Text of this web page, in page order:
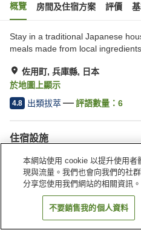
概覽 房間及住宿方案 評價
Stay in a traditional Japanese
meals made from local ingredients.
佐用町, 兵庫縣, 日本
於地圖上顯示
4.8 出類拔萃 評語數量： 6
住宿設施
停車場
咖啡廳
找客
本網站使用 cookie 以提升使用者
現與流量。我們也會向我們的社
分享您使用我們網站的相關資訊。
不要銷售我的個人資料